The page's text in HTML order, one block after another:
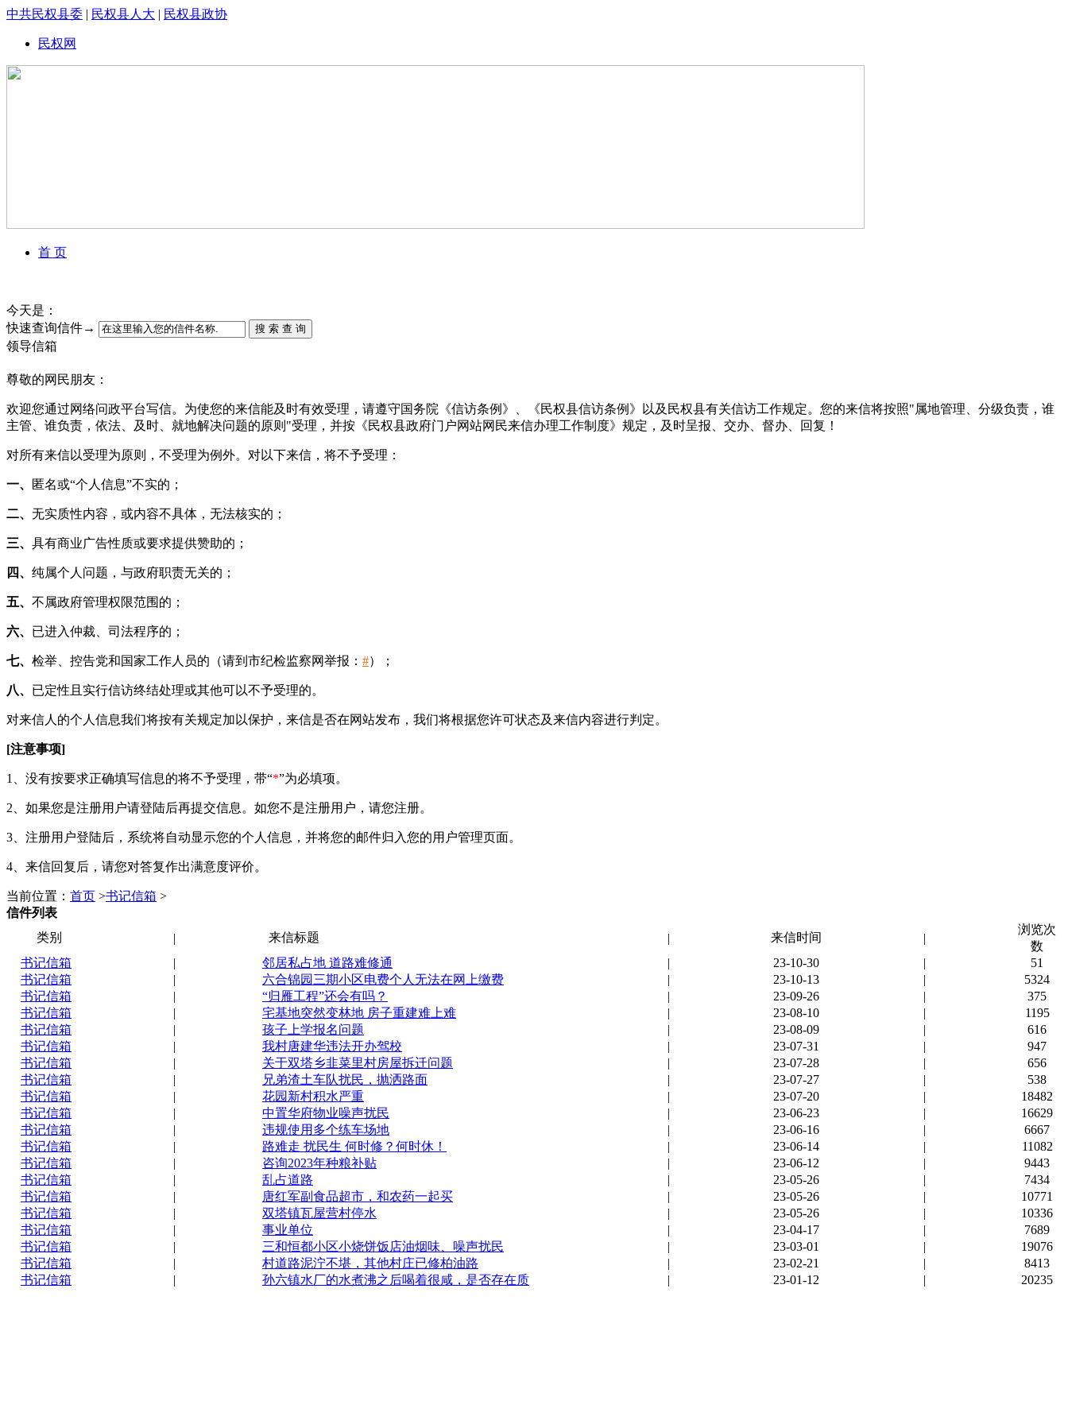
中共民权县委 | 民权县人大 | 民权县政协
民权网
首 页
今天是：
快速查询信件→
搜 索 查 询
领导信箱
尊敬的网民朋友：
欢迎您通过网络问政平台写信。为使您的来信能及时有效受理，请遵守国务院《信访条例》、《民权县信访条例》以及民权县有关信访工作规定。您的来信将按照"属地管理、分级负责，谁
主管、谁负责，依法、及时、就地解决问题的原则"受理，并按《民权县政府门户网站网民来信办理工作制度》规定，及时呈报、交办、督办、回复！
对所有来信以受理为原则，不受理为例外。对以下来信，将不予受理：
一、 匿名或“个人信息”不实的；
二、 无实质性内容，或内容不具体，无法核实的；
三、 具有商业广告性质或要求提供赞助的；
四、 纯属个人问题，与政府职责无关的；
五、 不属政府管理权限范围的；
六、 已进入仲裁、司法程序的；
七、 检举、控告党和国家工作人员的（请到市纪检监察网举报： #）；
八、 已定性且实行信访终结处理或其他可以不予受理的。
对来信人的个人信息我们将按有关规定加以保护，来信是否在网站发布，我们将根据您许可状态及来信内容进行判定。
[注意事项]
1、没有按要求正确填写信息的将不予受理，带“*”为必填项。
2、如果您是注册用户请登陆后再提交信息。如您不是注册用户，请您注册。
3、注册用户登陆后，系统将自动显示您的个人信息，并将您的邮件归入您的用户管理页面。
4、来信回复后，请您对答复作出满意度评价。
当前位置： 首页 >书记信箱 >
信件列表
类别
| 来信标题 | 来信时间 |
浏览次
数
书记信箱
| 邻居私占地 道路难修通 | 23-10-30 |
51
书记信箱
| 六合锦园三期小区电费个人无法在网上缴费 | 23-10-13 |
5324
书记信箱
| “归雁工程”还会有吗？ | 23-09-26 |
375
书记信箱
| 宅基地突然变林地 房子重建难上难 | 23-08-10 |
1195
书记信箱
| 孩子上学报名问题 | 23-08-09 |
616
书记信箱
| 我村唐建华违法开办驾校 | 23-07-31 |
947
书记信箱
| 关于双塔乡韭菜里村房屋拆迁问题 | 23-07-28 |
656
书记信箱
| 兄弟渣土车队扰民，抛洒路面 | 23-07-27 |
538
书记信箱
| 花园新村积水严重 | 23-07-20 |
18482
书记信箱
| 中置华府物业噪声扰民 | 23-06-23 |
16629
书记信箱
| 违规使用多个练车场地 | 23-06-16 |
6667
书记信箱
| 路难走 扰民生 何时修？何时休！ | 23-06-14 |
11082
书记信箱
| 咨询2023年种粮补贴 | 23-06-12 |
9443
书记信箱
| 乱占道路 | 23-05-26 |
7434
书记信箱
| 唐红军副食品超市，和农药一起买 | 23-05-26 |
10771
书记信箱
| 双塔镇瓦屋营村停水 | 23-05-26 |
10336
书记信箱
| 事业单位 | 23-04-17 |
7689
书记信箱
| 三和恒都小区小烧饼饭店油烟味、噪声扰民 | 23-03-01 |
19076
书记信箱
| 村道路泥泞不堪，其他村庄已修柏油路 | 23-02-21 |
8413
书记信箱
| 孙六镇水厂的水煮沸之后喝着很咸，是否存在质 | 23-01-12 | 20235